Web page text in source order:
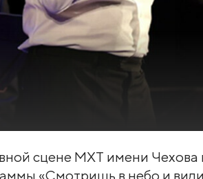
сцене МХТ имени Чехова
«Смотришь в небо и